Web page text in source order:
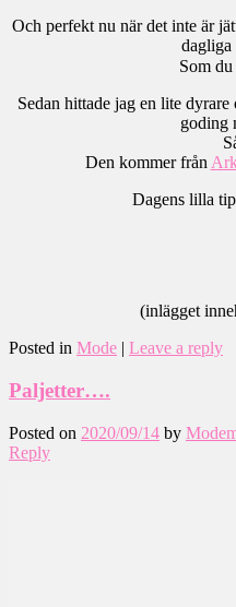
Och perfekt nu när det inte är
dagliga
Som
Sedan hittade jag en lite
goding
Den kommer från
Dagens lilla
(inlägget
Posted in Mode | Leave a reply
Paljetter….
Posted on 2020/09/14 by
Reply